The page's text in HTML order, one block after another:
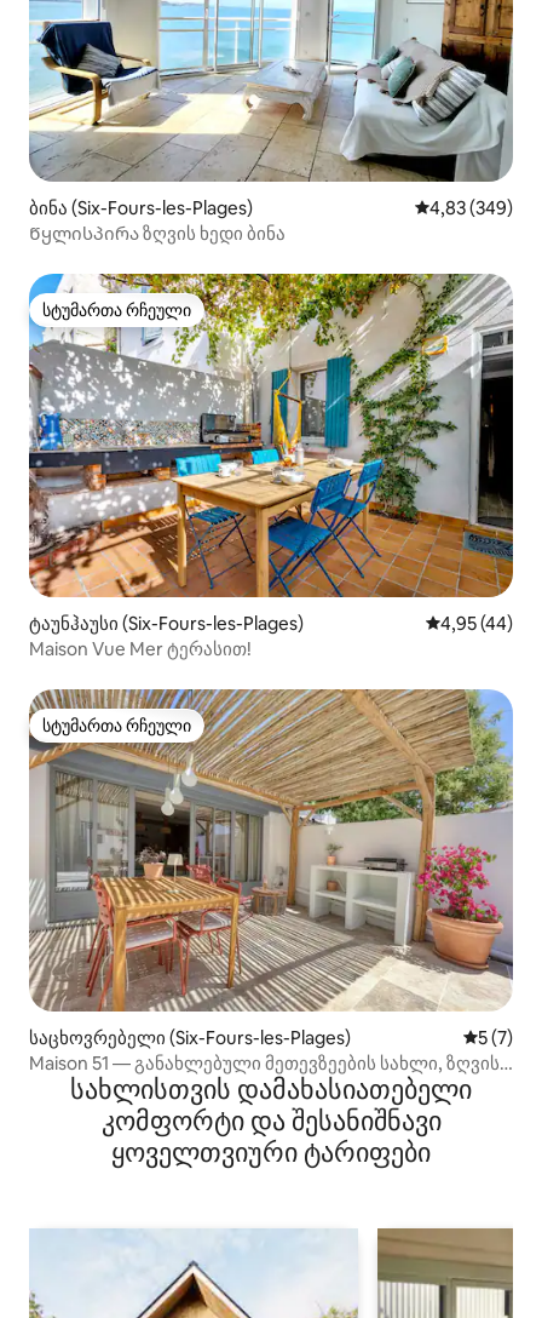
ბინა (Six-Fours-les-Plages) საშუალო
4,83 (349)
Წყლისპირა ზღვის ხედი ბინა
სტუმართა რჩეული
სტუმართა რჩეული
ტაუნჰაუსი (Six-Fours-les-Plages) საშუალო
4,95 (44)
Maison Vue Mer ტერასით!
სტუმართა რჩეული
სტუმართა რჩეული
საცხოვრებელი (Six-Fours-les-Plages)
5 (7)
Maison 51 — განახლებული მეთევზეების სახლი, ზღვის
ხედითსახლისთვის დამახასიათებელი
კომფორტი და შესანიშნავი
ყოველთვიური ტარიფები